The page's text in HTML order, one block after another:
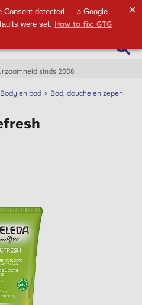
Consent detected — a Google
were set. How to fix: GTG
✕
sinds 2008
Body en bad
Bad, douche en zepen